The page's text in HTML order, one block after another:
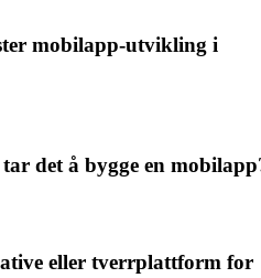
mobilapp-utvikling i
det å bygge en
eller tverrplattform for